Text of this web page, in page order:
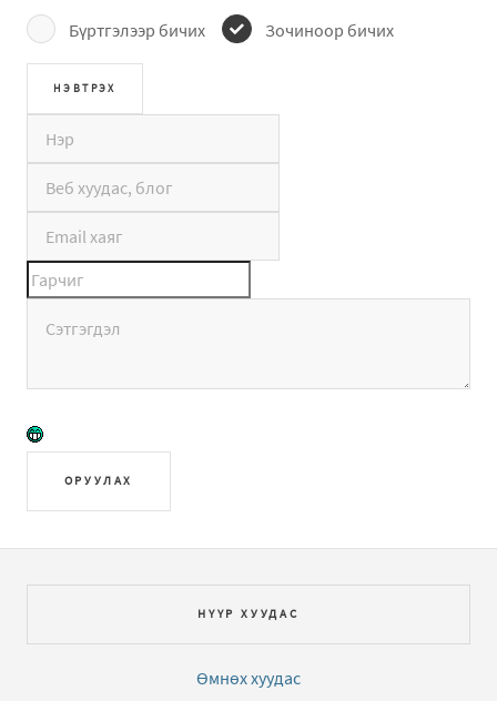
Бүртгэлээр бичих Зочиноор бичих
ОРУУЛАХ
НҮҮР ХУУДАС
Өмнөх хуудас